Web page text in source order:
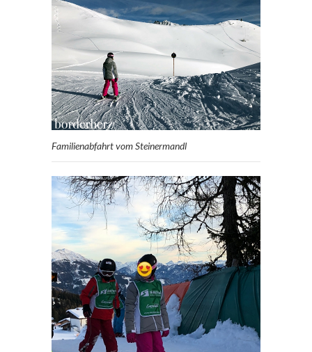
Familienabfahrt vom Steinermandl